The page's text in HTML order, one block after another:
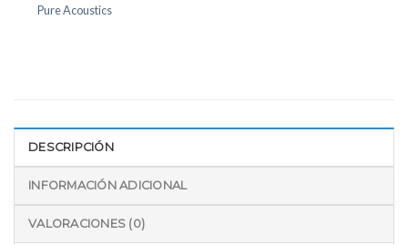
Pure Acoustics
DESCRIPCIÓN
INFORMACIÓN ADICIONAL
VALORACIONES (0)